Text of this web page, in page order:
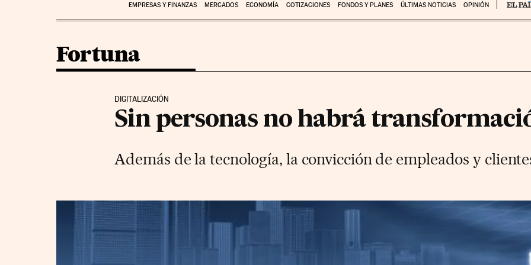
EMPRESAS Y FINANZAS MERCADOS ECONOMÍA COTIZACIONES FONDOS Y PLANES ÚLTIMAS NOTICIAS OPINIÓN
Fortuna
DIGITALIZACIÓN
Sin personas no habrá
Además de la tecnología, la convicción de empleados y